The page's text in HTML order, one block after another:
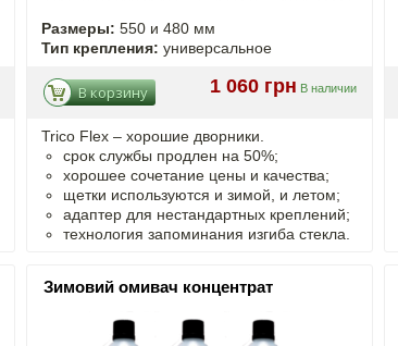
Размеры: 550 и 480 мм
Тип крепления: универсальное
1 060 грн В наличии
В корзину
Trico Flex – хорошие дворники.
срок службы продлен на 50%;
хорошее сочетание цены и качества;
щетки используются и зимой, и летом;
адаптер для нестандартных креплений;
технология запоминания изгиба стекла.
Зимовий омивач концентрат